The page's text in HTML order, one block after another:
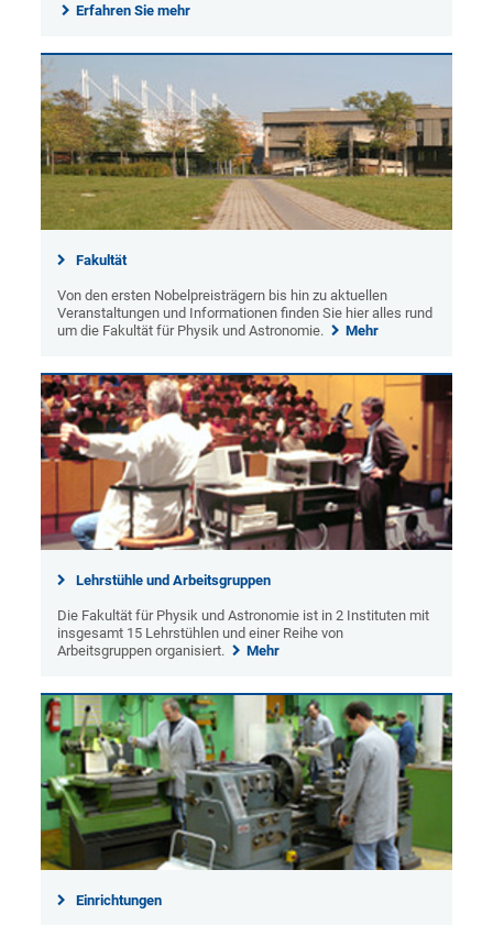
Erfahren Sie mehr
Fakultät
Von den ersten Nobelpreisträgern bis hin zu aktuellen
Veranstaltungen und Informationen finden Sie hier alles rund
um die Fakultät für Physik und Astronomie.
Mehr
Lehrstühle und Arbeitsgruppen
Die Fakultät für Physik und Astronomie ist in 2 Instituten mit
insgesamt 15 Lehrstühlen und einer Reihe von
Arbeitsgruppen organisiert.
Mehr
Einrichtungen